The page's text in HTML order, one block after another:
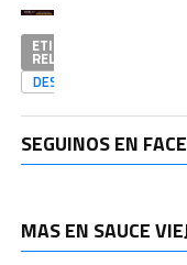
ETIQUETAS
RELACIONADAS
DESTACADAS
SEGUINOS EN
MAS EN SAUCE